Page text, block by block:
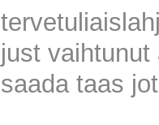
just
saada taas